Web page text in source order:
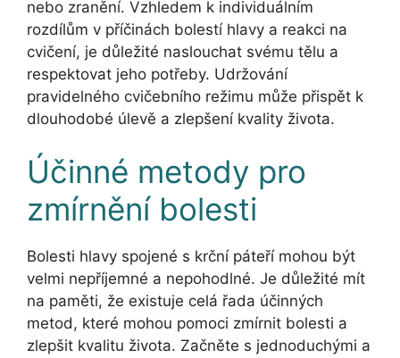
nebo zranění. Vzhledem k individuálním
rozdílům v příčinách bolestí hlavy a reakci na
cvičení, je důležité naslouchat svému tělu a
respektovat jeho potřeby. Udržování
pravidelného cvičebního režimu může přispět k
dlouhodobé úlevě a zlepšení kvality života.
Účinné metody pro
zmírnění bolesti
Bolesti hlavy spojené s krční páteří mohou být
velmi nepříjemné a nepohodlné. Je důležité mít
na paměti, že existuje celá řada účinných
metod, které mohou pomoci zmírnit bolesti a
zlepšit kvalitu života. Začněte s jednoduchými a